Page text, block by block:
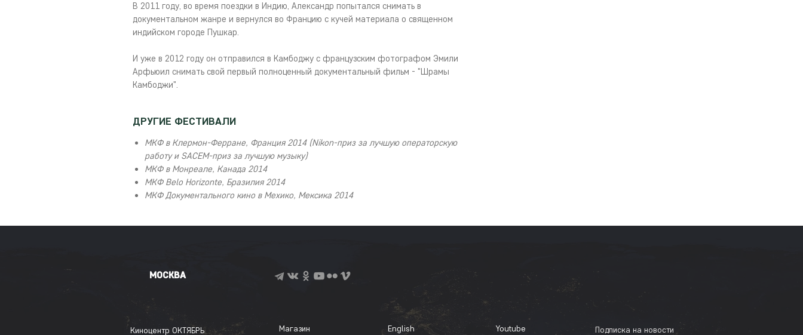
В 2011 году, во время поездки в Индию, Александр попытался снимать в
документальном жанре и вернулся во Францию ​​с кучей материала о священном
индийском городе Пушкар.
И уже в 2012 году он отправился в Камбоджу с французским фотографом Эмили
Арфьюил снимать свой первый полноценный документальный фильм - "Шрамы
Камбоджи".
ДРУГИЕ ФЕСТИВАЛИ
МКФ в Клермон-Ферране, Франция 2014 (Nikon-приз за лучшую операторскую
работу и SACEM-приз за лучшую музыку)
МКФ в Монреале, Канада 2014
МКФ Belo Horizonte, Бразилия 2014
МКФ Документального кино в Мехико, Мексика 2014
МОСКВА
Киноцентр ОКТЯБРЬ Магазин English Youtube Подписка на новости